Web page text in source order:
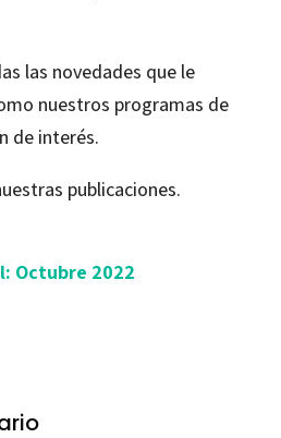
las novedades que le
nuestros programas de
de interés.
publicaciones.
Octubre 2022